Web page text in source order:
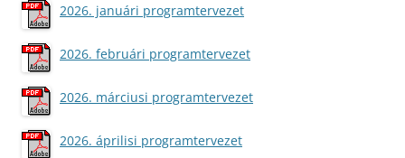
2026. januári programtervezet
2026. februári programtervezet
2026. márciusi programtervezet
2026. áprilisi programtervezet